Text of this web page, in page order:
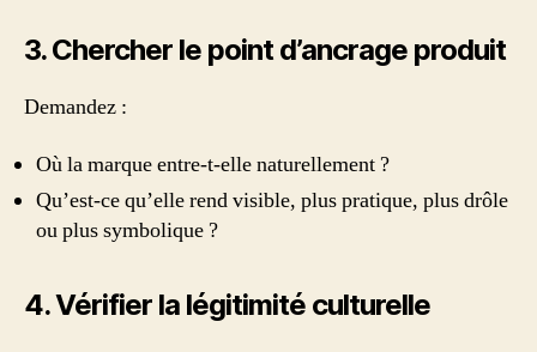
3. Chercher le point d’ancrage produit
Demandez :
Où la marque entre-t-elle naturellement ?
Qu’est-ce qu’elle rend visible, plus pratique, plus drôle
ou plus symbolique ?
4. Vérifier la légitimité culturelle